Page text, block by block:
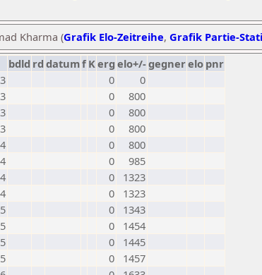
Kharma (Grafik Elo-Zeitreihe, Grafik Partie-
bdld rd datumf Kerg elo+/-gegnerelo pnr
0
0
0
800
0
800
0
800
0
800
0
985
0
1323
0
1323
0
1343
0
1454
0
1445
0
1457